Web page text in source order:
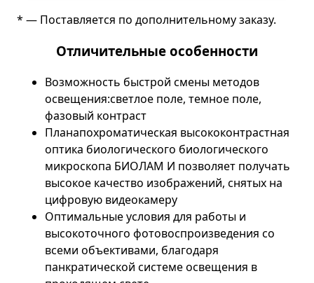
* — Поставляется по дополнительному заказу.
Отличительные особенности
Возможность быстрой смены методов
освещения:светлое поле, темное поле,
фазовый контраст
Планапохроматическая высококонтрастная
оптика биологического биологического
микроскопа БИОЛАМ И позволяет получать
высокое качество изображений, снятых на
цифровую видеокамеру
Оптимальные условия для работы и
высокоточного фотовоспроизведения со
всеми объективами, благодаря
панкратической системе освещения в